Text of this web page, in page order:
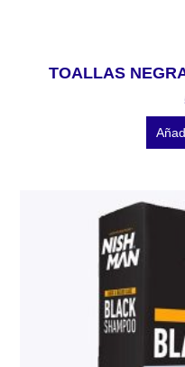
TOALLAS